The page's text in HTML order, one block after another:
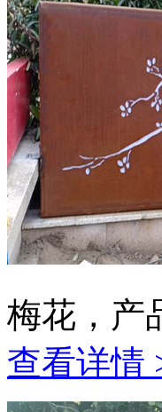
梅花，产
查看详情